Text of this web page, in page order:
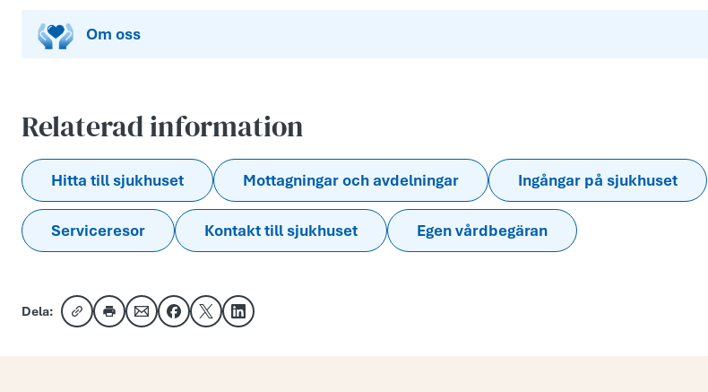
Om oss
Relaterad information
Hitta till sjukhuset Mottagningar och avdelningar Ingångar på sjukhuset
Serviceresor Kontakt till sjukhuset Egen vårdbegäran
Dela:
Kopiera länk
Skriv utDela via e-post
Dela på Facebook
Dela på XDela på LinkedIn